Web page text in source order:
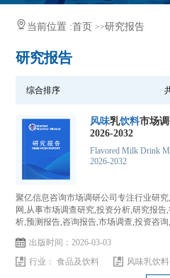
当前位置 :首页>>研究报告
研究报告
综合排序
风味乳饮料市场
2026-2032
Flavored Milk Drink
2026-2032
聚亿信息咨询市场调研公司专注行业研
网,从事市场调查研究,投资分析,研究报
析,预测报告,咨询报告,市场调查,投资咨
出版时间：2026-03-03
行业：食品及饮料 风味乳饮料